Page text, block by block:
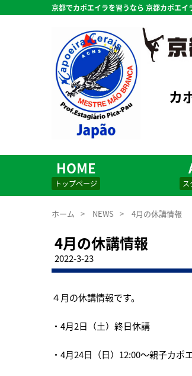
京都でカポエイラを習うなら 京都カポエイ
カ
HOME
トップページ
ホーム > NEWS > 4月の休講情報
4月の休講情報
2022-3-23
４月の休講情報です。
・4月2日（土）終日休講
・4月24日（日）12:00〜親子カ